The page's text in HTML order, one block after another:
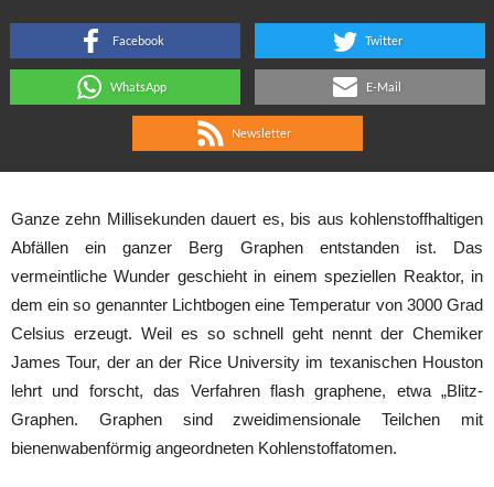
Facebook Twitter
WhatsApp E-Mail
Newsletter
Ganze zehn Millisekunden dauert es, bis aus kohlenstoffhaltigen
Abfällen ein ganzer Berg Graphen entstanden ist. Das
vermeintliche Wunder geschieht in einem speziellen Reaktor, in
dem ein so genannter Lichtbogen eine Temperatur von 3000 Grad
Celsius erzeugt. Weil es so schnell geht nennt der Chemiker
James Tour, der an der Rice University im texanischen Houston
lehrt und forscht, das Verfahren flash graphene, etwa „Blitz-
Graphen. Graphen sind zweidimensionale Teilchen mit
bienenwabenförmig angeordneten Kohlenstoffatomen.